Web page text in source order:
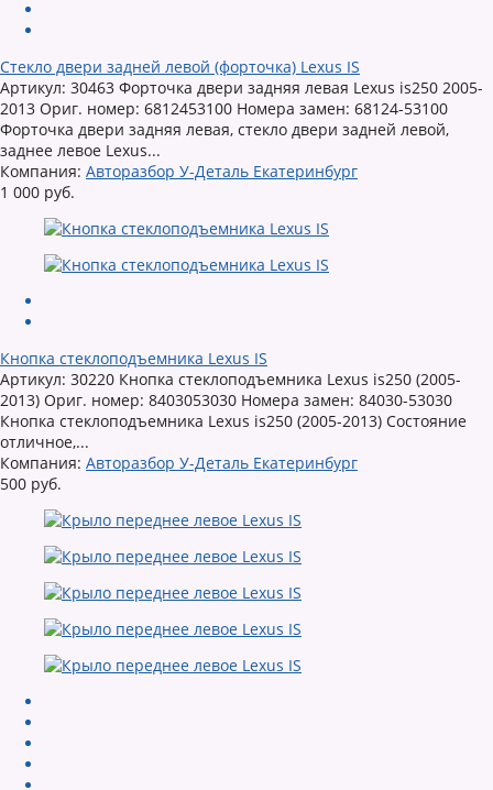
Стекло двери задней левой (форточка) Lexus IS
Артикул: 30463 Форточка двери задняя левая Lexus is250 2005-
2013 Ориг. номер: 6812453100 Номера замен: 68124-53100
Форточка двери задняя левая, стекло двери задней левой,
заднее левое Lexus...
Компания: Авторазбор У-Деталь Екатеринбург
1 000 руб.
Кнопка стеклоподъемника Lexus IS
Артикул: 30220 Кнопка стеклоподъемника Lexus is250 (2005-
2013) Ориг. номер: 8403053030 Номера замен: 84030-53030
Кнопка стеклоподъемника Lexus is250 (2005-2013) Состояние
отличное,...
Компания: Авторазбор У-Деталь Екатеринбург
500 руб.